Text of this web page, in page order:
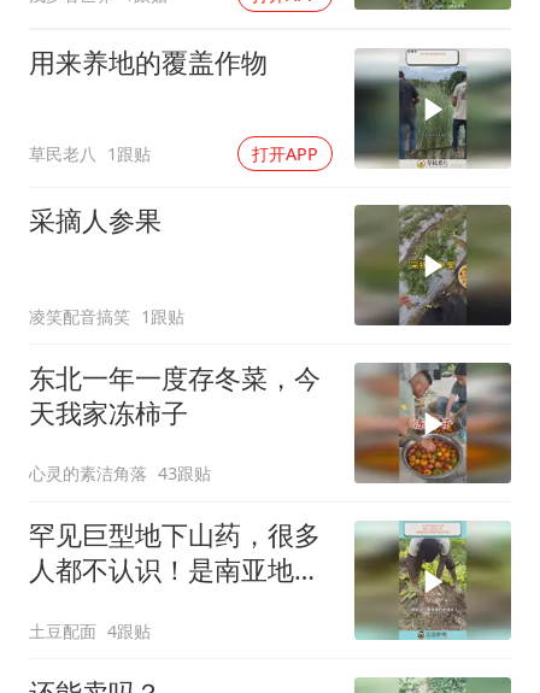
用来养地的覆盖作物
草民老八 1跟贴 打开APP
采摘人参果
凌笑配音搞笑 1跟贴
东北一年一度存冬菜，今
天我家冻柿子
心灵的素洁角落 43跟贴
罕见巨型地下山药，很多
人都不认识！是南亚地区
土豆配面 4跟贴